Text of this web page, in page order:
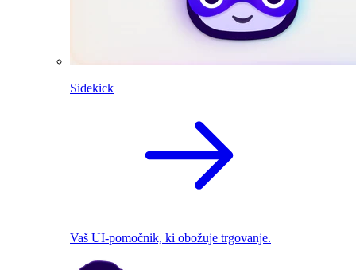
Sidekick
Vaš UI-pomočnik, ki obožuje trgovanje.